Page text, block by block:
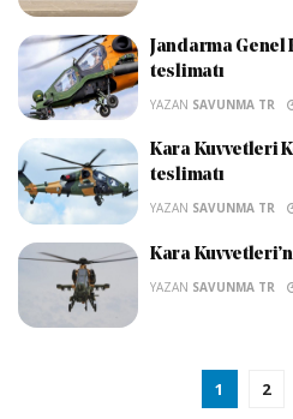
Jandarma Genel
teslimatı
YAZAN SAVUNMA TR
Kara Kuvvetleri
teslimatı
YAZAN SAVUNMA TR
Kara
YAZAN SAVUNMA TR
1 2